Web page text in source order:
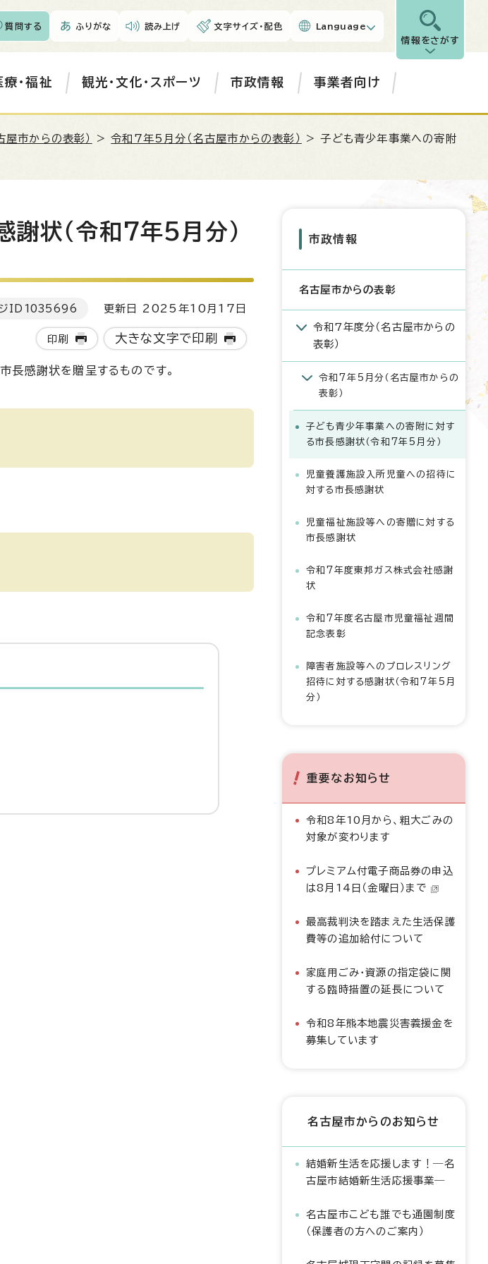
質問する ふりがな 読み上げ 文字サイズ・配色 Language
情報をさがす
療・福祉 観光・文化・スポーツ 市政情報 事業者向け
市からの表彰） >令和7年5月分（名古屋市からの表彰）
> 子ども青少年事業への寄附
状（令和7年5月分）
ID 1035696 更新日 2025年10月17日
印刷 大きな文字で印刷
長感謝状を贈呈するものです。
市政情報
名古屋市からの表彰
令和7年度分（名古屋市からの
表彰）
令和7年5月分（名古屋市からの
表彰）
子ども青少年事業への寄附に対す
る市長感謝状（令和7年5月分）
児童養護施設入所児童への招待に
対する市長感謝状
児童福祉施設等への寄贈に対する
市長感謝状
令和7年度東邦ガス株式会社感謝
状
令和7年度名古屋市児童福祉週間
記念表彰
障害者施設等へのプロレスリング
招待に対する感謝状（令和7年5月
分）
重要なお知らせ
令和8年10月から、粗大ごみの
対象が変わります
プレミアム付電子商品券の申込
は8月14日（金曜日）まで
最高裁判決を踏まえた生活保護
費等の追加給付について
家庭用ごみ・資源の指定袋に関
する臨時措置の延長について
令和8年熊本地震災害義援金を
募集しています
名古屋市からのお知らせ
結婚新生活を応援します！―名
古屋市結婚新生活応援事業―
名古屋市こども誰でも通園制度
（保護者の方へのご案内）